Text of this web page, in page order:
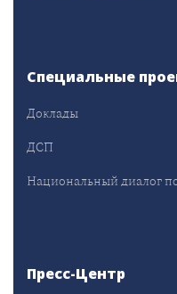
Специальные
Доклады
ДСП
Национальный диалог
Пресс-Центр